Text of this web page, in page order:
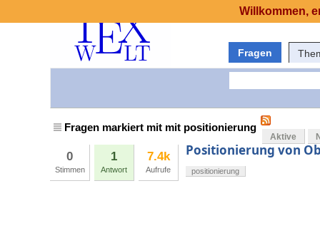
Fragen
Fragen markiert mit mit positionierung
Aktive
0
Stimmen
1
Antwort
7.4k
Aufrufe
Positionierung von
positionierung
Willkommen,